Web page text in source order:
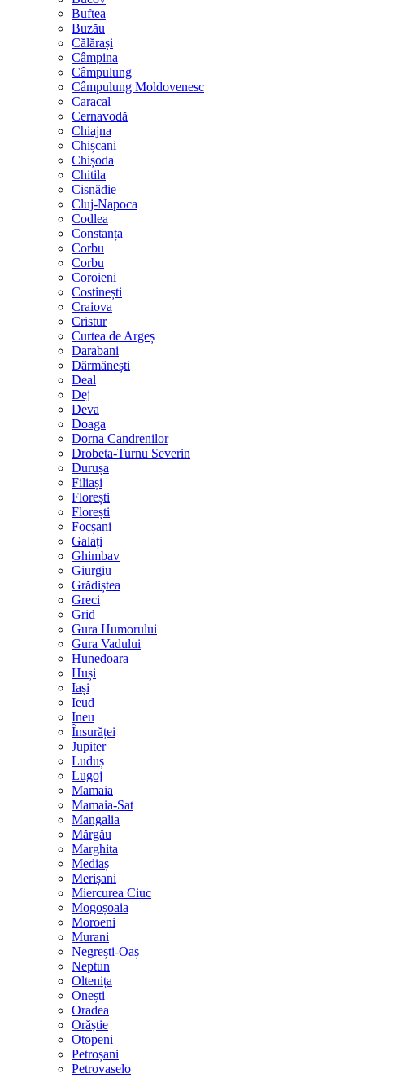
Buftea
Buzău
Călărași
Câmpina
Câmpulung
Câmpulung Moldovenesc
Caracal
Cernavodă
Chiajna
Chișcani
Chișoda
Chitila
Cisnădie
Cluj-Napoca
Codlea
Constanța
Corbu
Corbu
Coroieni
Costinești
Craiova
Cristur
Curtea de Argeș
Darabani
Dărmănești
Deal
Dej
Deva
Doaga
Dorna Candrenilor
Drobeta-Turnu Severin
Durușa
Filiași
Florești
Florești
Focșani
Galați
Ghimbav
Giurgiu
Grădiștea
Greci
Grid
Gura Humorului
Gura Vadului
Hunedoara
Huși
Iași
Ieud
Ineu
Însurăței
Jupiter
Luduș
Lugoj
Mamaia
Mamaia-Sat
Mangalia
Mărgău
Marghita
Mediaș
Merișani
Miercurea Ciuc
Mogoșoaia
Moroeni
Murani
Negrești-Oaș
Neptun
Oltenița
Onești
Oradea
Orăștie
Otopeni
Petroșani
Petrovaselo